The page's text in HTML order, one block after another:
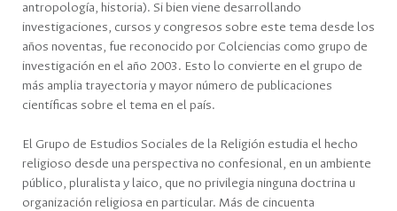
antropología, historia). Si bien viene desarrollando
investigaciones, cursos y congresos sobre este tema desde los
años noventas, fue reconocido por Colciencias como grupo de
investigación en el año 2003. Esto lo convierte en el grupo de
más amplia trayectoria y mayor número de publicaciones
científicas sobre el tema en el país.
El Grupo de Estudios Sociales de la Religión estudia el hecho
religioso desde una perspectiva no confesional, en un ambiente
público, pluralista y laico, que no privilegia ninguna doctrina u
organización religiosa en particular. Más de cincuenta